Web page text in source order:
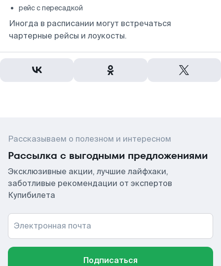
рейс с пересадкой
Иногда в расписании могут встречаться
чартерные рейсы и лоукосты.
Рассказываем о полезном и интересном
Рассылка с выгодными предложениями
Эксклюзивные акции, лучшие лайфхаки,
заботливые рекомендации от экспертов
Купибилета
Электронная почта
Подписаться